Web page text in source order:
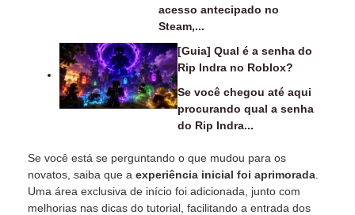
acesso antecipado no
Steam,...
[Guia] Qual é a senha do
Rip Indra no Roblox?
Se você chegou até aqui
procurando qual a senha
do Rip Indra...
Se você está se perguntando o que mudou para os
novatos, saiba que a experiência inicial foi aprimorada
Uma área exclusiva de início foi adicionada, junto com
melhorias nas dicas do tutorial, facilitando a entrada dos